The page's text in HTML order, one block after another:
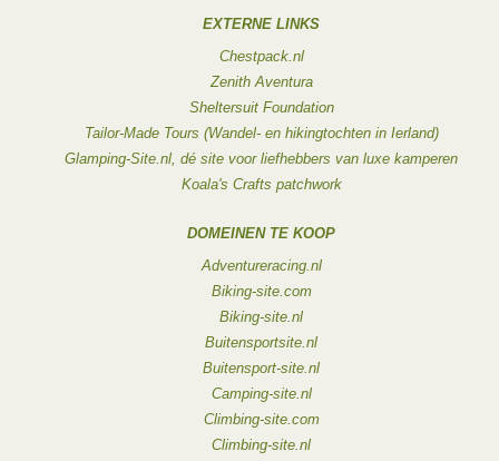
EXTERNE LINKS
Chestpack.nl
Zenith Aventura
Sheltersuit Foundation
Tailor-Made Tours (Wandel- en hikingtochten in Ierland)
Glamping-Site.nl, dé site voor liefhebbers van luxe kamperen
Koala's Crafts patchwork
DOMEINEN TE KOOP
Adventureracing.nl
Biking-site.com
Biking-site.nl
Buitensportsite.nl
Buitensport-site.nl
Camping-site.nl
Climbing-site.com
Climbing-site.nl